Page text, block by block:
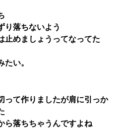
り落ちないよう
止めましょうってなってた
い。
って作りましたが肩に引っか
落ちちゃうんですよね